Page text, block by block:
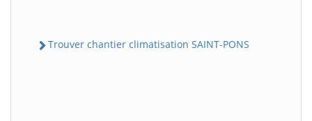
Trouver chantier climatisation SAINT-PONS